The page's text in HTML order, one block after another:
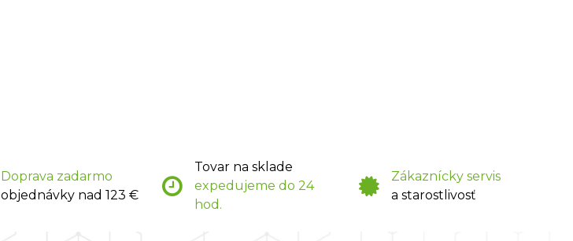
Doprava zadarmo
objednávky nad 123 €
Tovar na sklade
expedujeme do 24
hod.
Zákaznícky servis
a starostlivosť